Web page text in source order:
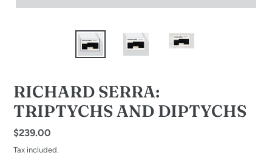
RICHARD SERRA:
TRIPTYCHS AND DIPTYCHS
Regular
price
$239.00
Tax included.